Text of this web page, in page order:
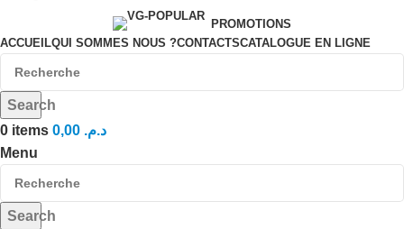
PROMOTIONS
ACCUEILQUI SOMMES NOUS ?CONTACTSCATALOGUE EN LIGNE
Search
0 items د.م.
Menu
Search